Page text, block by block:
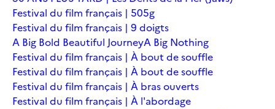
Festival du film français | 505g
Festival du film français | 9 doigts
A Big Bold Beautiful JourneyA Big Nothing
Festival du film français | À bout de souffle
Festival du film français | À bout de souffle
Festival du film français | À bras ouverts
Festival du film français | À l'abordage